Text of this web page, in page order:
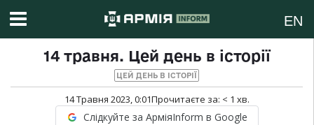
EN
14 травня. Цей день в історії
ЦЕЙ ДЕНЬ В ІСТОРІЇ
14 Травня 2023, 0:01Прочитаєте за: < 1 хв.
Слідкуйте за АрміяInform в Google